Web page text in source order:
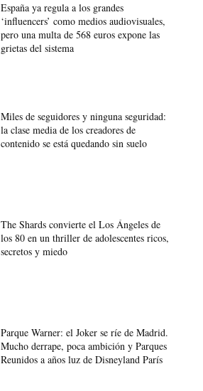
España ya regula a los grandes
‘influencers’ como medios audiovisuales,
pero una multa de 568 euros expone las
grietas del sistema
Miles de seguidores y ninguna seguridad:
la clase media de los creadores de
contenido se está quedando sin suelo
The Shards convierte el Los Ángeles de
los 80 en un thriller de adolescentes ricos,
secretos y miedo
Parque Warner: el Joker se ríe de Madrid.
Mucho derrape, poca ambición y Parques
Reunidos a años luz de Disneyland París